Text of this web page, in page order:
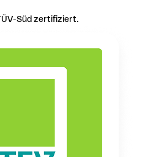
Süd zertifiziert.